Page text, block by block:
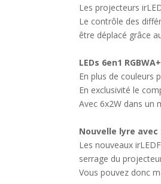
Les projecteurs
Le contrôle des
être déplacé grâce
LEDs 6en1
En plus de couleurs
En exclusivité le
Avec 6x2W dans un
Nouvelle lyre avec
Les nouveaux
serrage du
Vous pouvez donc